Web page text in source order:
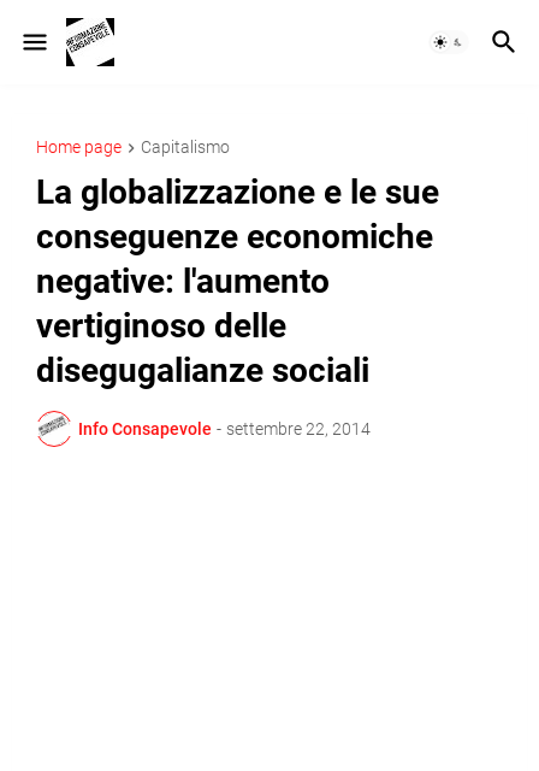
Home page Capitalismo
La globalizzazione e le sue
conseguenze economiche
negative: l'aumento
vertiginoso delle
disegugalianze sociali
Info Consapevole - settembre 22, 2014